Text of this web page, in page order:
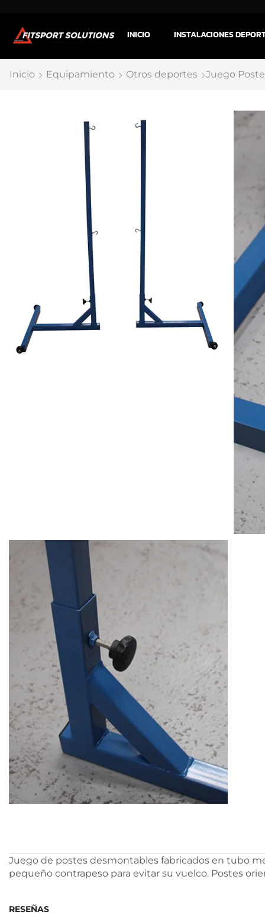
INICIO INSTALACIONES
Inicio Equipamiento Otros deportes Juego
Juego de postes desmontables fabricados en tubo
pequeño contrapeso para evitar su vuelco. Postes
RESEÑAS